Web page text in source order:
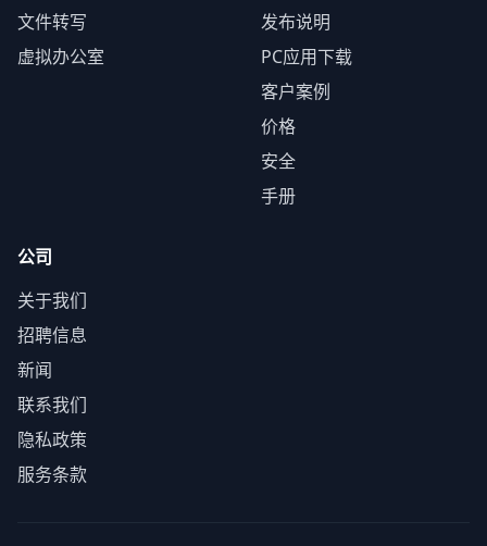
文件转写
虚拟办公室
发布说明
PC应用下载
客户案例
价格
安全
手册
公司
关于我们
招聘信息
新闻
联系我们
隐私政策
服务条款